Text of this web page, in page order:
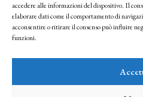
accedere alle informazioni del dispositivo. Il
elaborare dati come il comportamento di
acconsentire o ritirare il consenso può influire
funzioni.
Facendo clic per iscriverti, riconosci che le
seguendo la nostra Privacy Policy
© 2025 Istituto Matteucci. All right reserved
l’autorizzazione scritta dei proprietari dei diritti